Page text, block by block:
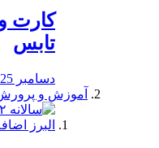
کارت
تابس
دسامبر 25, 2019
آموزش و